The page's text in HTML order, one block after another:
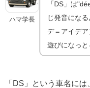
ハマ学長
「DS」は
じ発音にな
デ＝アイデ
遊びになっと
「DS」という車名に